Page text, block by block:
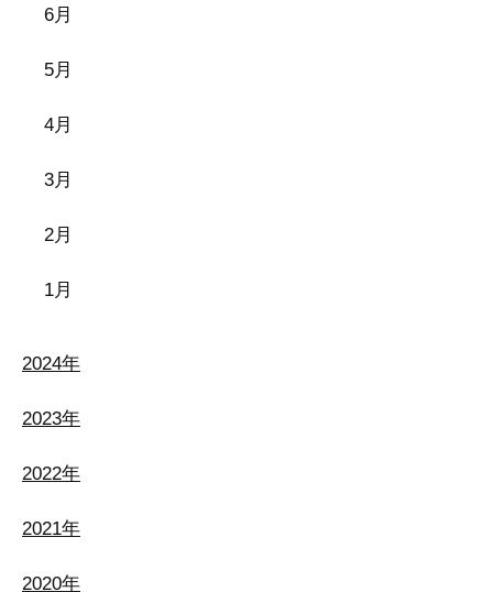
6月
5月
4月
3月
2月
1月
2024年
2023年
2022年
2021年
2020年